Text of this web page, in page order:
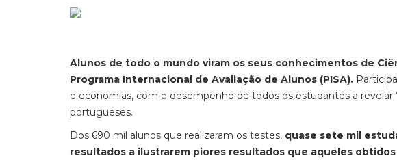
Alunos de todo o mundo viram os seus conhecimentos de
Programa Internacional de Avaliação de Alunos (PISA).
e economias, com o desempenho de todos os estudantes a
portugueses.
Dos 690 mil alunos que realizaram os testes, quase sete mil
resultados a ilustrarem piores resultados que aqueles obtidos